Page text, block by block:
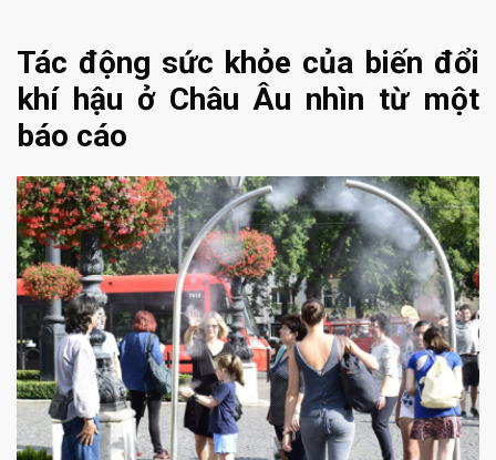
Tác động sức khỏe của biến đổi
khí hậu ở Châu Âu nhìn từ một
báo cáo